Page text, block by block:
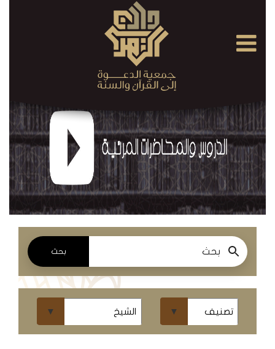
الدروس
والمحاضرات
المسموعة
الدروس
والمحاضرات
الدروس
ومحاضرات
المباشر
بحث